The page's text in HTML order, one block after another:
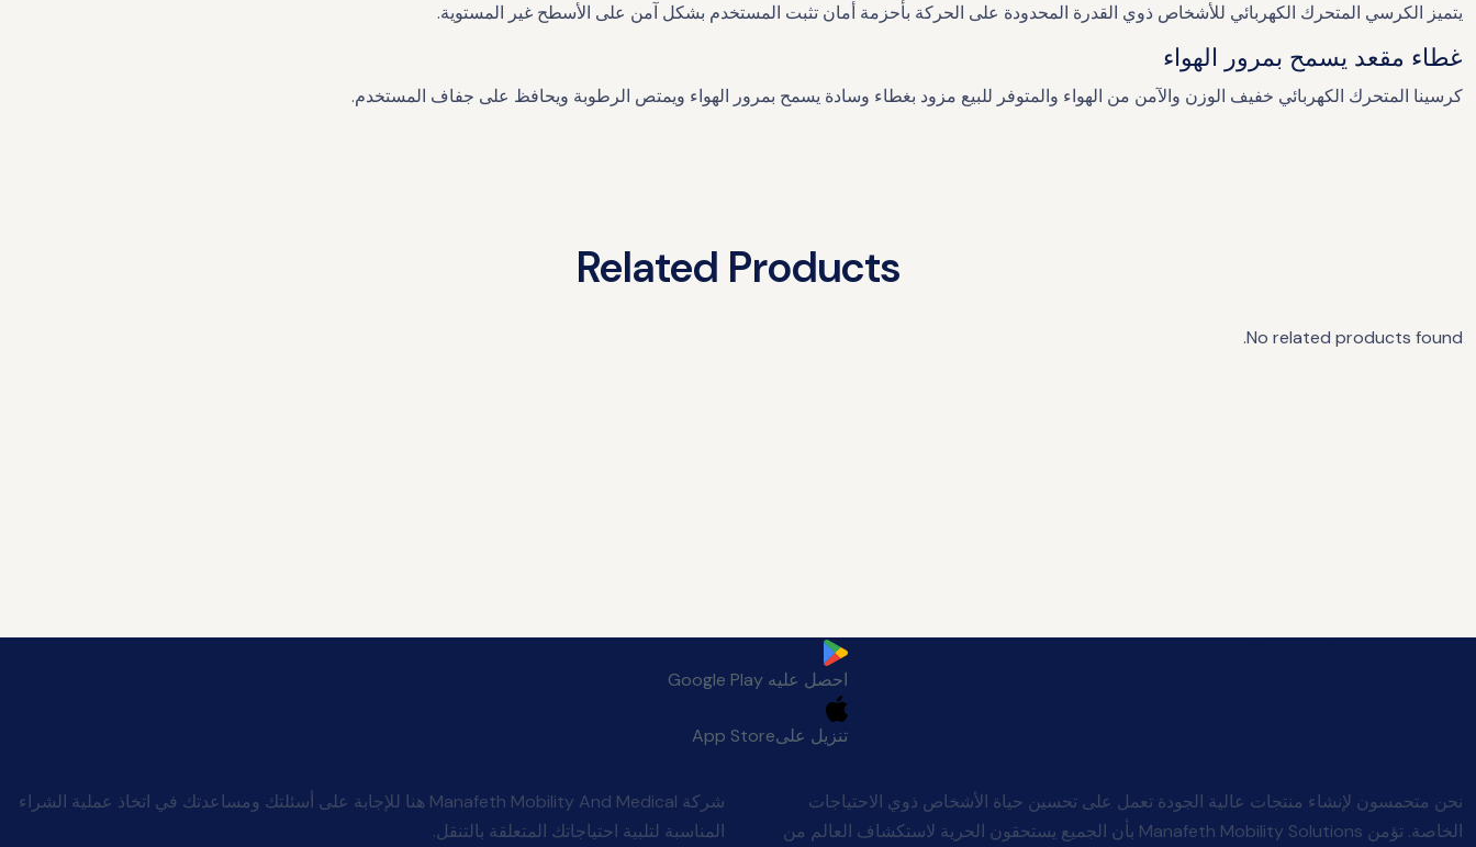
يتميز الكرسي المتحرك الكهربائي للأشخاص ذوي القدرة المحدودة على الحركة بأحزمة أمان تثبت المستخدم بشكل آمن على الأسطح غير المستوية.
غطاء مقعد يسمح بمرور الهواء
كرسينا المتحرك الكهربائي خفيف الوزن والآمن من الهواء والمتوفر للبيع مزود بغطاء وسادة يسمح بمرور الهواء ويمتص الرطوبة ويحافظ على جفاف المستخدم.
Related Products
No related products found.
احصل عليه Google Play
تنزيل علىApp Store
نحن متحمسون لإنشاء منتجات عالية الجودة تعمل على تحسين حياة الأشخاص ذوي الاحتياجات
الخاصة. تؤمن Manafeth Mobility Solutions بأن الجميع يستحقون الحرية لاستكشاف العالم من
شركة Manafeth Mobility And Medical هنا للإجابة على أسئلتك ومساعدتك في اتخاذ عملية الشراء
المناسبة لتلبية احتياجاتك المتعلقة بالتنقل.